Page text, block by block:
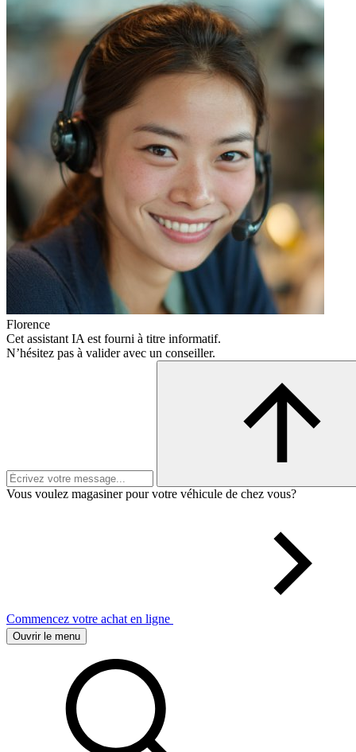
Florence
Cet assistant IA est fourni à titre informatif.
N’hésitez pas à valider avec un conseiller.
Vous voulez magasiner pour votre véhicule de chez vous?
Commencez votre achat en ligne
Ouvrir le menu